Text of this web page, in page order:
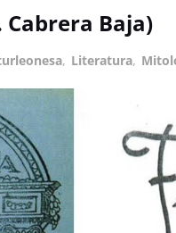
Baja)
, Literatura,
Cabreira